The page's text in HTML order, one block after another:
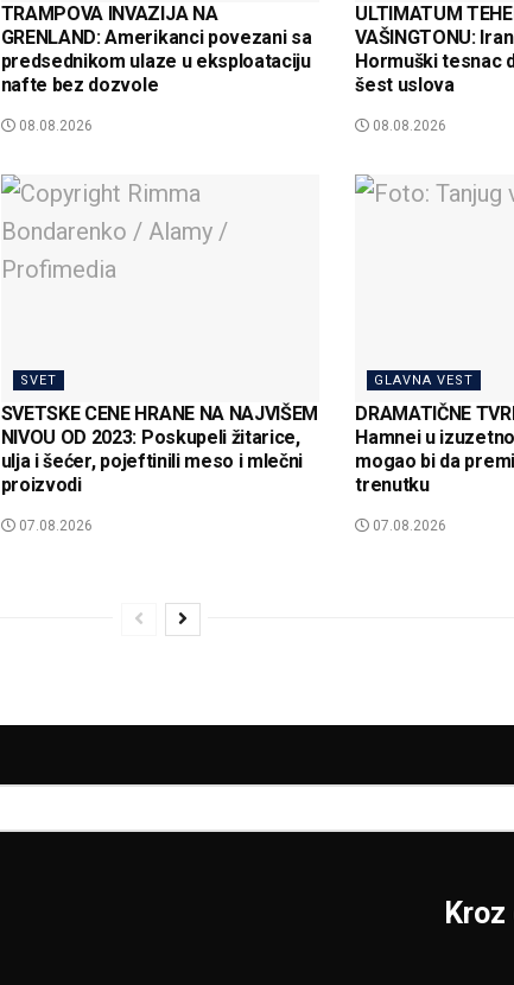
TRAMPOVA INVAZIJA NA
GRENLAND: Amerikanci povezani sa
predsednikom ulaze u eksploataciju
nafte bez dozvole
08.08.2026
ULTIMATUM
VAŠINGTONU:
Hormuški tesnac
šest uslova
08.08.2026
SVET
SVETSKE CENE HRANE NA NAJVIŠEM
NIVOU OD 2023: Poskupeli žitarice,
ulja i šećer, pojeftinili meso i mlečni
proizvodi
07.08.2026
GLAVNA VEST
DRAMATIČNE
Hamnei u
mogao bi da
trenutku
07.08.2026